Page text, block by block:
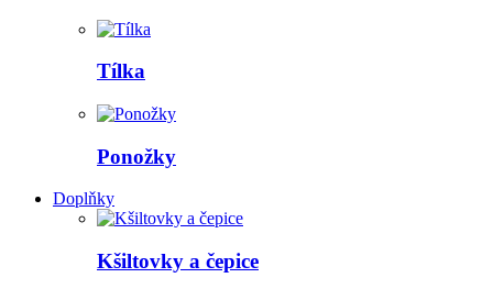
Tílka
Ponožky
Doplňky
Kšiltovky a čepice